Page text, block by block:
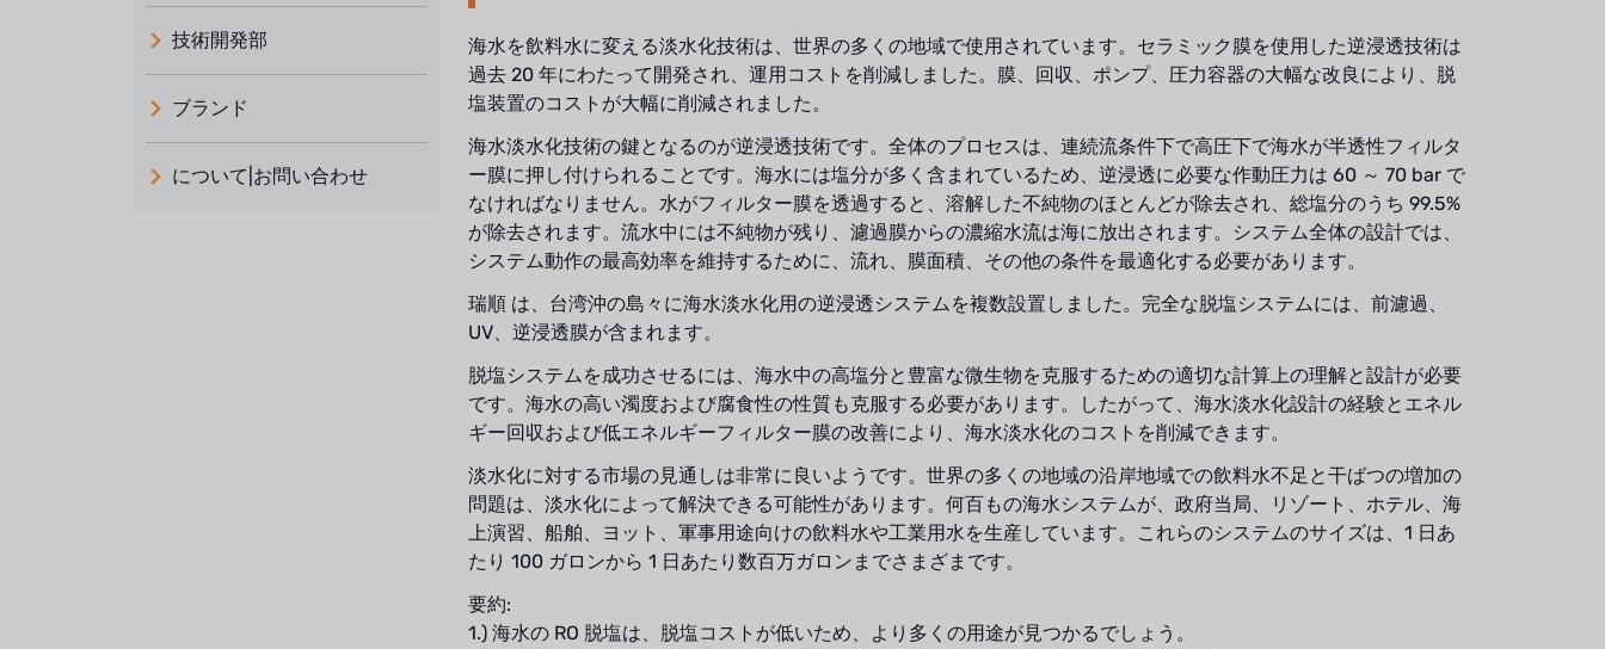
技術開発部
ブランド
義大利 ATLAS
について|お問い合わせ
海水を飲料水に変える淡水化技術は、世界の多くの地域で使用されています。セラミック膜を使用した逆浸透技術は
過去 20 年にわたって開発され、運用コストを削減しました。膜、回収、ポンプ、圧力容器の大幅な改良により、脱
塩装置のコストが大幅に削減されました。
海水淡水化技術の鍵となるのが逆浸透技術です。全体のプロセスは、連続流条件下で高圧下で海水が半透性フィルタ
ー膜に押し付けられることです。海水には塩分が多く含まれているため、逆浸透に必要な作動圧力は 60 ～ 70 bar で
なければなりません。水がフィルター膜を透過すると、溶解した不純物のほとんどが除去され、総塩分のうち 99.5%
が除去されます。流水中には不純物が残り、濾過膜からの濃縮水流は海に放出されます。システム全体の設計では、
システム動作の最高効率を維持するために、流れ、膜面積、その他の条件を最適化する必要があります。
瑞順 は、台湾沖の島々に海水淡水化用の逆浸透システムを複数設置しました。完全な脱塩システムには、前濾過、
UV、逆浸透膜が含まれます。
脱塩システムを成功させるには、海水中の高塩分と豊富な微生物を克服するための適切な計算上の理解と設計が必要
です。海水の高い濁度および腐食性の性質も克服する必要があります。したがって、海水淡水化設計の経験とエネル
ギー回収および低エネルギーフィルター膜の改善により、海水淡水化のコストを削減できます。
淡水化に対する市場の見通しは非常に良いようです。世界の多くの地域の沿岸地域での飲料水不足と干ばつの増加の
問題は、淡水化によって解決できる可能性があります。何百もの海水システムが、政府当局、リゾート、ホテル、海
上演習、船舶、ヨット、軍事用途向けの飲料水や工業用水を生産しています。これらのシステムのサイズは、1 日あ
たり 100 ガロンから 1 日あたり数百万ガロンまでさまざまです。
要約:
1.) 海水の RO 脱塩は、脱塩コストが低いため、より多くの用途が見つかるでしょう。